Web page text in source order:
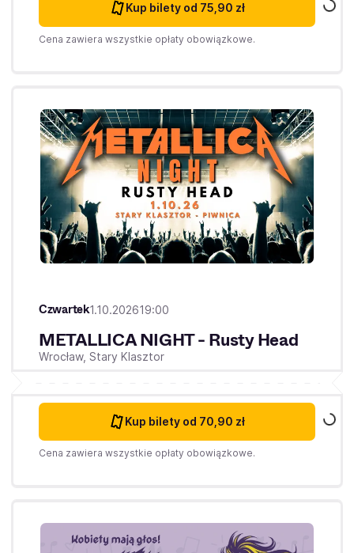
Kup bilety od 75,90 zł
Cena zawiera wszystkie opłaty obowiązkowe.
Czwartek1.10.202619:00
METALLICA NIGHT - Rusty Head
Wrocław, Stary Klasztor
Kup bilety od 70,90 zł
Cena zawiera wszystkie opłaty obowiązkowe.